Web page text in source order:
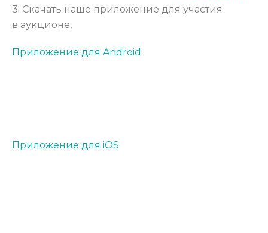
3. Скачать наше приложение для участия
в аукционе,
Приложение для Android
Приложение для iOS